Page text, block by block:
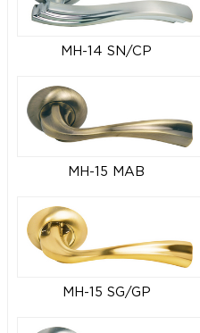
MH-14 SN/CP
MH-15 MAB
MH-15 SG/GP